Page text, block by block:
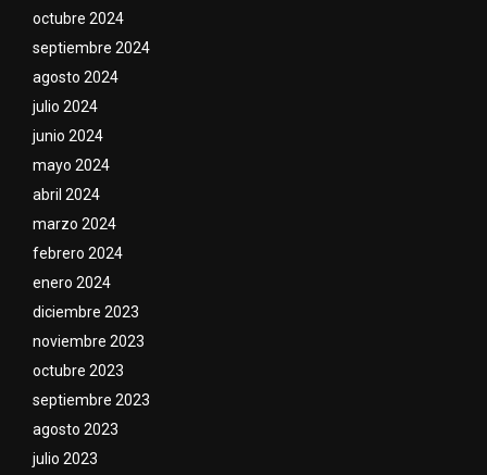
octubre 2024
septiembre 2024
agosto 2024
julio 2024
junio 2024
mayo 2024
abril 2024
marzo 2024
febrero 2024
enero 2024
diciembre 2023
noviembre 2023
octubre 2023
septiembre 2023
agosto 2023
julio 2023